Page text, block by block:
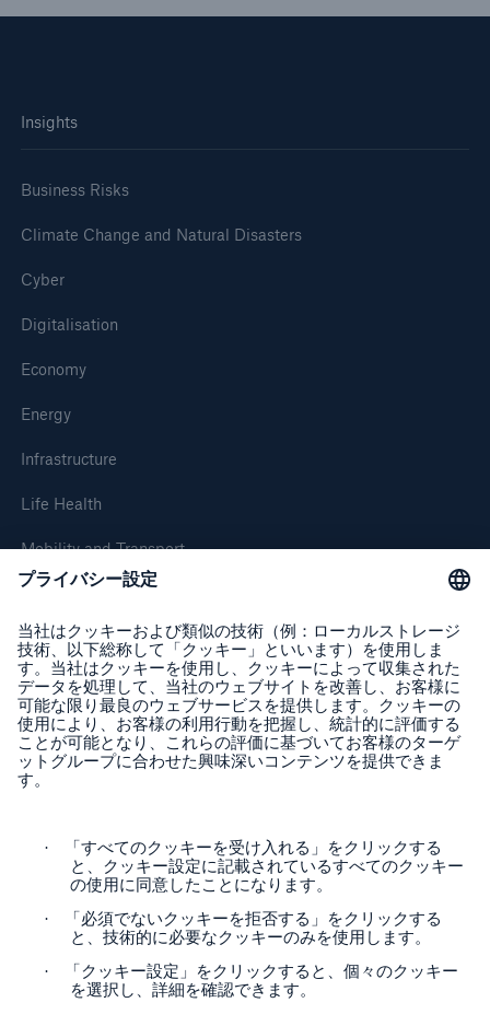
Insights
Business Risks
Climate Change and Natural Disasters
Cyber
Digitalisation
Economy
Energy
Infrastructure
Life Health
Mobility and Transport
About Munich Re
Corporate Website
Follow us
Contact